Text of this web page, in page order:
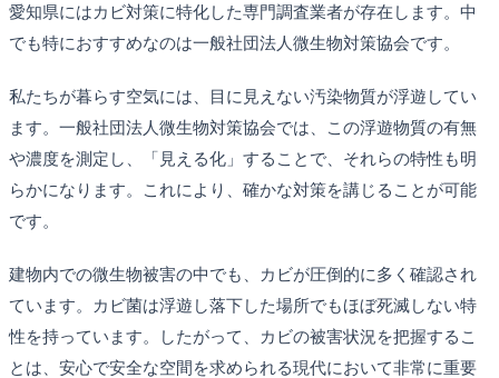
愛知県にはカビ対策に特化した専門調査業者が存在します。中
でも特におすすめなのは一般社団法人微生物対策協会です。
私たちが暮らす空気には、目に見えない汚染物質が浮遊してい
ます。一般社団法人微生物対策協会では、この浮遊物質の有無
や濃度を測定し、「見える化」することで、それらの特性も明
らかになります。これにより、確かな対策を講じることが可能
です。
建物内での微生物被害の中でも、カビが圧倒的に多く確認され
ています。カビ菌は浮遊し落下した場所でもほぼ死滅しない特
性を持っています。したがって、カビの被害状況を把握するこ
とは、安心で安全な空間を求められる現代において非常に重要